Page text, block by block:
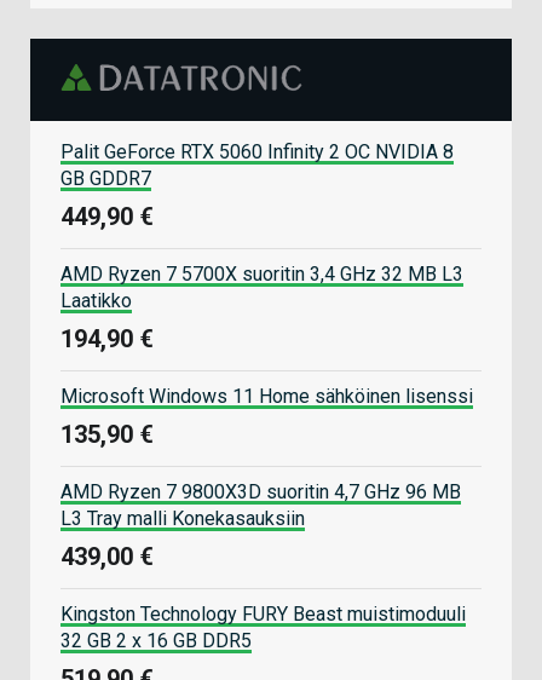
Palit GeForce RTX 5060 Infinity 2 OC NVIDIA 8
GB GDDR7
449,90 €
AMD Ryzen 7 5700X suoritin 3,4 GHz 32 MB L3
Laatikko
194,90 €
Microsoft Windows 11 Home sähköinen lisenssi
135,90 €
AMD Ryzen 7 9800X3D suoritin 4,7 GHz 96 MB
L3 Tray malli Konekasauksiin
439,00 €
Kingston Technology FURY Beast muistimoduuli
32 GB 2 x 16 GB DDR5